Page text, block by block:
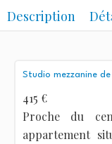
Description
Studio mezzanine de
415 €
Proche du
appartement